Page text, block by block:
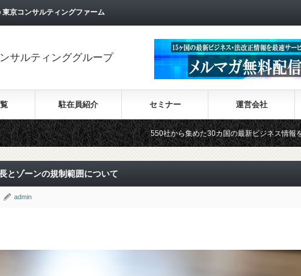
京コンサルティングファーム
サルティンググループ
駐在員紹介 セミナー 運営会社
550社から集めた30カ国の最新ビジネス情報を順次掲載！！
とゾーンの規制範囲について
admin